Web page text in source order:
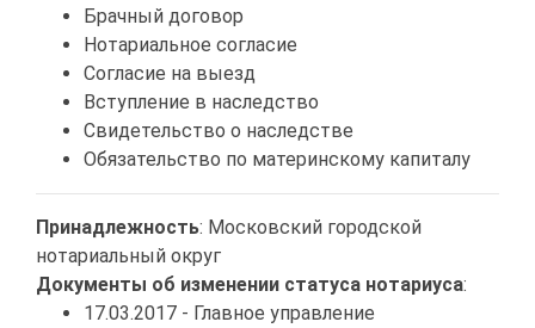
Брачный договор
Нотариальное согласие
Согласие на выезд
Вступление в наследство
Свидетельство о наследстве
Обязательство по материнскому капиталу
Принадлежность: Московский городской
нотариальный округ
Документы об изменении статуса нотариуса:
17.03.2017 - Главное управление